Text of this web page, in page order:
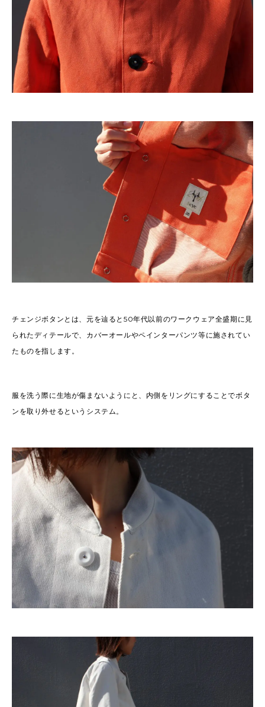
チェンジボタンとは、元を辿ると50年代以前のワークウェア全盛期に見
られたディテールで、カバーオールやペインターパンツ等に施されてい
たものを指します。
服を洗う際に生地が傷まないようにと、内側をリングにすることでボタ
ンを取り外せるというシステム。